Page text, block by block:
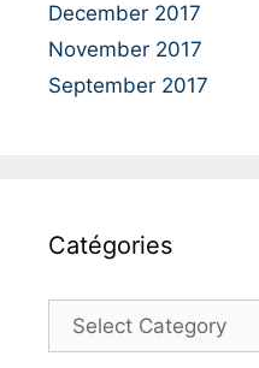
December 2017
November 2017
September 2017
Catégories